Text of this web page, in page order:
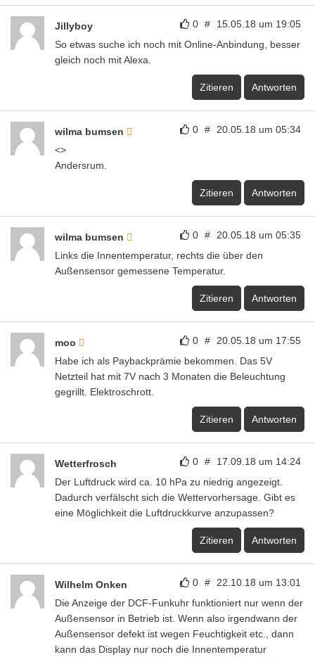
0 # 15.05.18 um 19:05
Jillyboy
So etwas suche ich noch mit Online-Anbindung, besser
gleich noch mit Alexa.
Zitieren Antworten
0 # 20.05.18 um 05:34
wilma bumsen
<>
Andersrum.
Zitieren Antworten
0 # 20.05.18 um 05:35
wilma bumsen
Links die Innentemperatur, rechts die über den
Außensensor gemessene Temperatur.
Zitieren Antworten
0 # 20.05.18 um 17:55
moo
Habe ich als Paybackprämie bekommen. Das 5V
Netzteil hat mit 7V nach 3 Monaten die Beleuchtung
gegrillt. Elektroschrott.
Zitieren Antworten
0 # 17.09.18 um 14:24
Wetterfrosch
Der Luftdruck wird ca. 10 hPa zu niedrig angezeigt.
Dadurch verfälscht sich die Wettervorhersage. Gibt es
eine Möglichkeit die Luftdruckkurve anzupassen?
Zitieren Antworten
0 # 22.10.18 um 13:01
Wilhelm Onken
Die Anzeige der DCF-Funkuhr funktioniert nur wenn der
Außensensor in Betrieb ist. Wenn also irgendwann der
Außensensor defekt ist wegen Feuchtigkeit etc., dann
kann das Display nur noch die Innentemperatur